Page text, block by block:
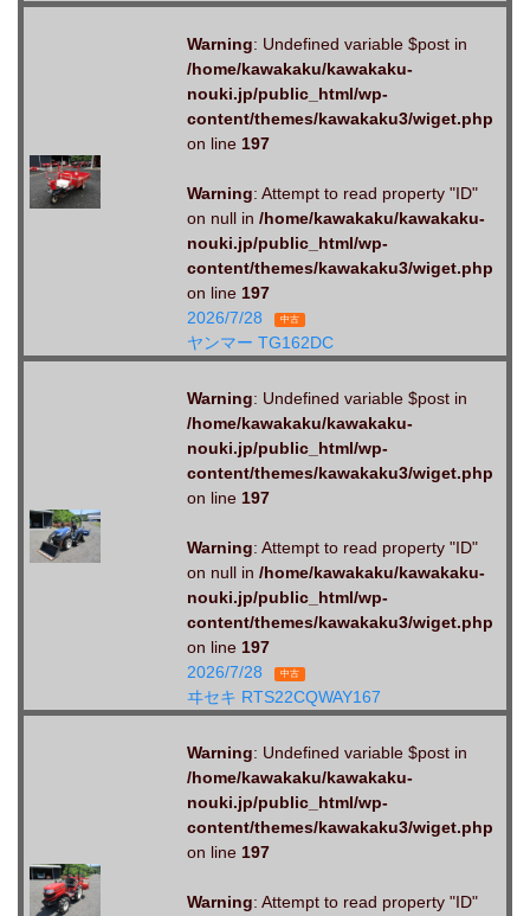
Warning: Undefined variable $post in
/home/kawakaku/kawakaku-
nouki.jp/public_html/wp-
content/themes/kawakaku3/wiget.php
on line 197
Warning: Attempt to read property "ID"
on null in /home/kawakaku/kawakaku-
nouki.jp/public_html/wp-
content/themes/kawakaku3/wiget.php
on line 197
2026/7/28
中古
ヤンマー TG162DC
Warning: Undefined variable $post in
/home/kawakaku/kawakaku-
nouki.jp/public_html/wp-
content/themes/kawakaku3/wiget.php
on line 197
Warning: Attempt to read property "ID"
on null in /home/kawakaku/kawakaku-
nouki.jp/public_html/wp-
content/themes/kawakaku3/wiget.php
on line 197
2026/7/28
中古
ヰセキ RTS22CQWAY167
Warning: Undefined variable $post in
/home/kawakaku/kawakaku-
nouki.jp/public_html/wp-
content/themes/kawakaku3/wiget.php
on line 197
Warning: Attempt to read property "ID"